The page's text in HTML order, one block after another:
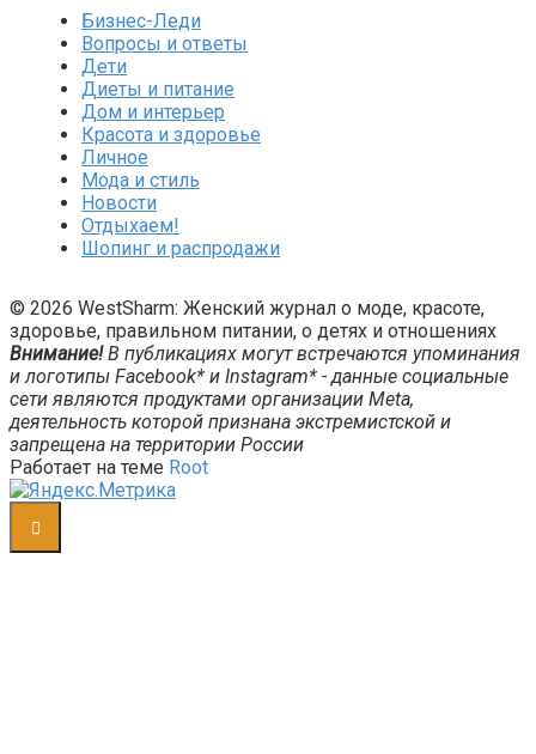
Бизнес-Леди
Вопросы и ответы
Дети
Диеты и питание
Дом и интерьер
Красота и здоровье
Личное
Мода и стиль
Новости
Отдыхаем!
Шопинг и распродажи
© 2026 WestSharm: Женский журнал о моде, красоте,
здоровье, правильном питании, о детях и отношениях
Внимание!В публикациях могут встречаются упоминания
и логотипы Facebook* и Instagram* - данные социальные
сети являются продуктами организации Meta,
деятельность которой признана экстремистской и
запрещена на территории России
Работает на теме Root